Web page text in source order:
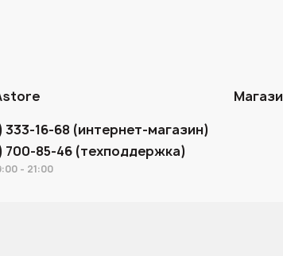
333-16-68 (интернет-магазин)
700-85-46 (техподдержка)
- 21:00